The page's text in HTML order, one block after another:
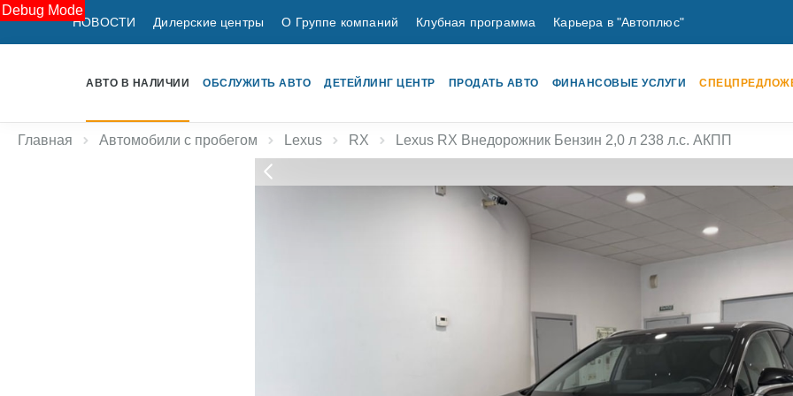
Debug Mode
НОВОСТИ Дилерские центры О Группе компаний Клубная программа Карьера в "Автоплюс"
АВТО В НАЛИЧИИ ОБСЛУЖИТЬ АВТО ДЕТЕЙЛИНГ ЦЕНТР ПРОДАТЬ АВТО ФИНАНСОВЫЕ УСЛУГИ
Главная Автомобили с пробегом Lexus RX Lexus RX Внедорожник Бензин 2,0 л 238 л.с. АКПП